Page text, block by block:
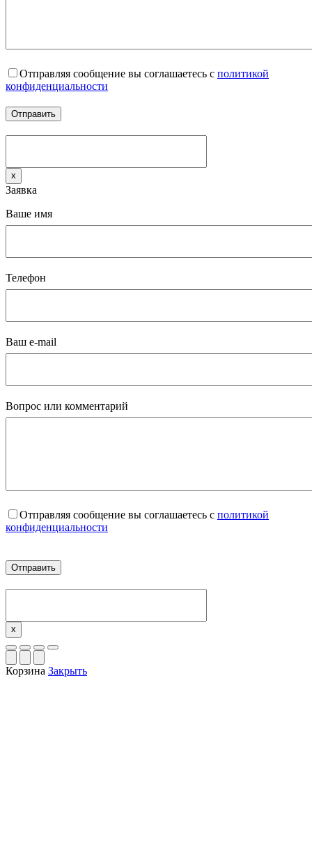
Отправляя сообщение вы соглашаетесь с политикой
конфиденциальности
x
Заявка
Ваше имя
Телефон
Ваш e-mail
Вопрос или комментарий
Отправляя сообщение вы соглашаетесь с политикой
конфиденциальности
x
Корзина Закрыть